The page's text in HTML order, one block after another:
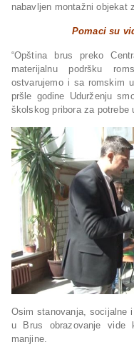
nabavljen montažni objekat
Pomaci su
“Opština brus preko
materijalnu podršku
ostvarujemo i sa romskim
pršle godine Udurženju
školskog pribora za potrebe
Osim stanovanja, socijalne
u Brus obrazovanje vide
manjine.